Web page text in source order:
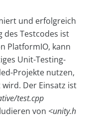
und erfolgreich
des Testcodes ist
PlatformIO, kann
Unit-Testing-
Projekte nutzen,
Der Einsatz ist
test.cpp
von <unity.h